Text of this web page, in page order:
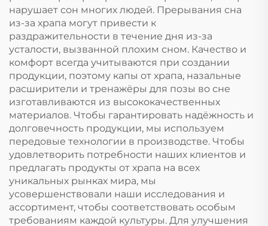
для рта
нарушает сон многих людей. Прерывания сна
из-за храпа могут привести к
раздражительности в течение дня из-за
усталости, вызванной плохим сном. Качество и
комфорт всегда учитываются при создании
продукции, поэтому капы от храпа, назальные
расширители и тренажёры для позы во сне
изготавливаются из высококачественных
материалов. Чтобы гарантировать надёжность и
долговечность продукции, мы используем
передовые технологии в производстве. Чтобы
удовлетворить потребности наших клиентов и
предлагать продукты от храпа на всех
уникальных рынках мира, мы
усовершенствовали наши исследования и
ассортимент, чтобы соответствовать особым
требованиям каждой культуры. Для улучшения